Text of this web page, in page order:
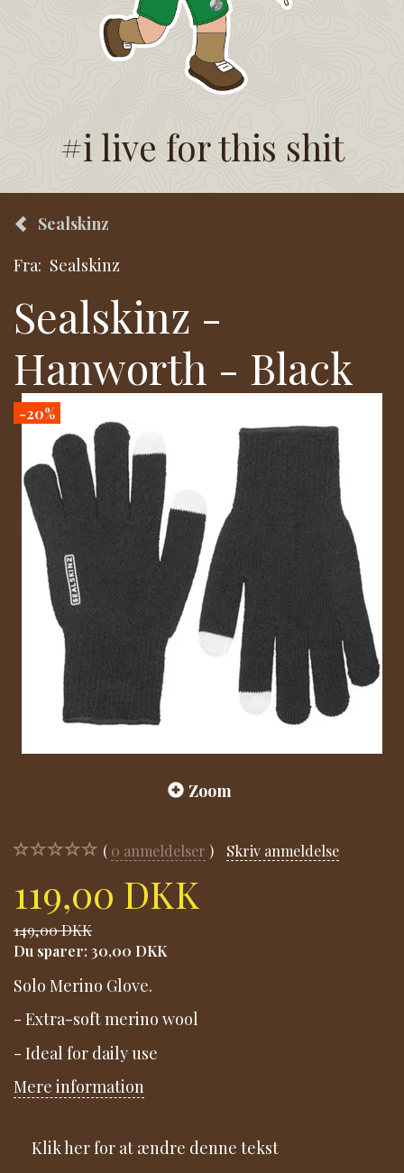
#i live for this shit
Sealskinz
Fra: Sealskinz
Sealskinz -
Hanworth - Black
-20%
Zoom
0 anmeldelser Skriv anmeldelse
119,00 DKK
149,00 DKK
Du sparer: 30,00 DKK
Solo Merino Glove.
- Extra-soft merino wool
- Ideal for daily use
Mere information
Klik her for at ændre denne tekst